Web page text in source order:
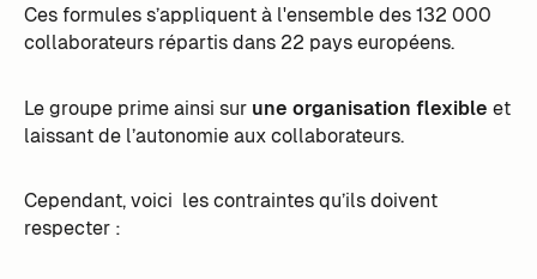
Ces formules s’appliquent à l'ensemble des 132 000
collaborateurs répartis dans 22 pays européens.
Le groupe prime ainsi sur une organisation flexible et
laissant de l’autonomie aux collaborateurs.
Cependant, voici les contraintes qu’ils doivent
respecter :